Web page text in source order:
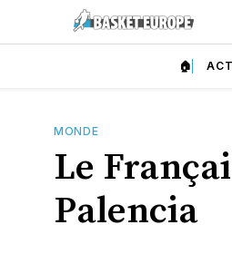
🏠
MONDE
Le
Palencia